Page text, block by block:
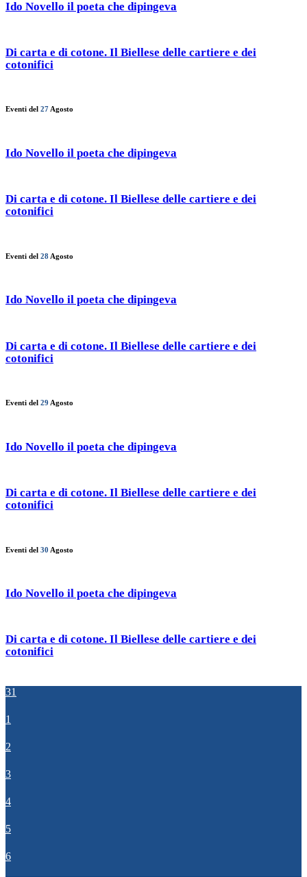
Ido Novello il poeta che dipingeva
Di carta e di cotone. Il Biellese delle cartiere e dei
cotonifici
Eventi del 27 Agosto
Ido Novello il poeta che dipingeva
Di carta e di cotone. Il Biellese delle cartiere e dei
cotonifici
Eventi del 28 Agosto
Ido Novello il poeta che dipingeva
Di carta e di cotone. Il Biellese delle cartiere e dei
cotonifici
Eventi del 29 Agosto
Ido Novello il poeta che dipingeva
Di carta e di cotone. Il Biellese delle cartiere e dei
cotonifici
Eventi del 30 Agosto
Ido Novello il poeta che dipingeva
Di carta e di cotone. Il Biellese delle cartiere e dei
cotonifici
31
1
2
3
4
5
6